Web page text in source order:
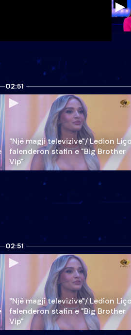
02:51
"Një magji televizive"/ Ledion Liço
falenderon stafin e "Big Brother
Vip"
02:51
"Një magji televizive"/ Ledion Liço
falenderon stafin e "Big Brother
Vip"